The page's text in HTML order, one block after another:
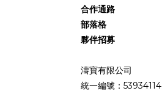
合作通路
部落格
夥伴招募
濤寶有限公司
統一編號：53934114